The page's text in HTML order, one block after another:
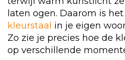
laten ogen. Daarom is
kleurstaal in je eigen
Zo zie je precies hoe de
op verschillende